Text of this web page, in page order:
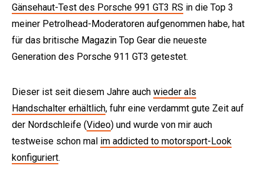
Gänsehaut-Test des Porsche 991 GT3 RS in die Top 3
meiner Petrolhead-Moderatoren aufgenommen habe, hat
für das britische Magazin Top Gear die neueste
Generation des Porsche 911 GT3 getestet.
Dieser ist seit diesem Jahre auch wieder als
Handschalter erhältlich, fuhr eine verdammt gute Zeit auf
der Nordschleife (Video) und wurde von mir auch
testweise schon mal im addicted to motorsport-Look
konfiguriert.